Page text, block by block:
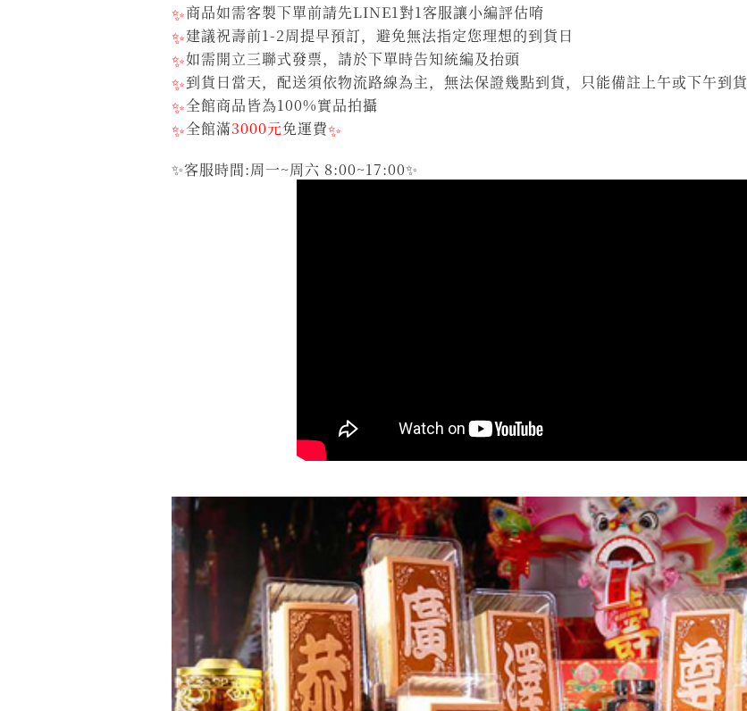
✨商品如需客製下單前請先LINE1對1客服讓小編評估唷
✨建議祝壽前1-2周提早預訂，避免無法指定您理想的到貨日
✨如需開立三聯式發票，請於下單時告知統編及抬頭
✨到貨日當天，配送須依物流路線為主，無法保證幾點到貨，只能備註上午或下午到貨
✨全館商品皆為100%實品拍攝
✨全館滿3000元免運費✨
✨客服時間:周一~周六 8:00~17:00✨